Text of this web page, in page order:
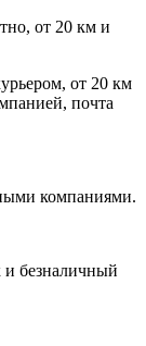
от 20 км и
от 20 км
почта
компаниями.
и безналичный